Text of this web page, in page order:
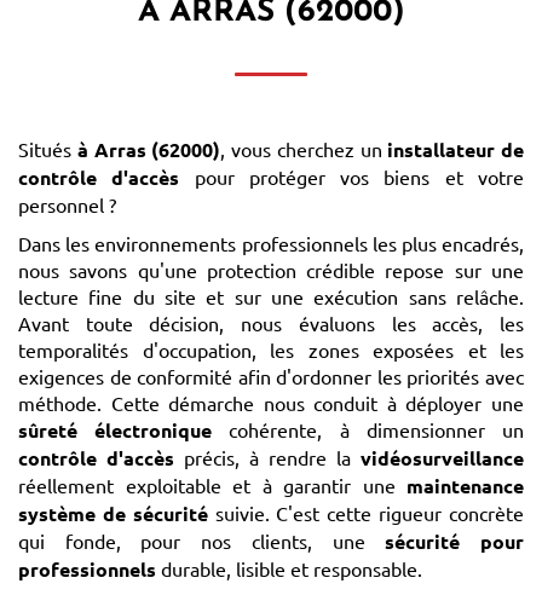
À ARRAS (62000)
Situés à Arras (62000), vous cherchez un installateur de
contrôle d'accès pour protéger vos biens et votre
personnel ?
Dans les environnements professionnels les plus encadrés,
nous savons qu'une protection crédible repose sur une
lecture fine du site et sur une exécution sans relâche.
Avant toute décision, nous évaluons les accès, les
temporalités d'occupation, les zones exposées et les
exigences de conformité afin d'ordonner les priorités avec
méthode. Cette démarche nous conduit à déployer une
sûreté électronique cohérente, à dimensionner un
contrôle d'accès précis, à rendre la vidéosurveillance
réellement exploitable et à garantir une maintenance
système de sécuritésuivie. C'est cette rigueur concrète
qui fonde, pour nos clients, unesécurité pour
professionnels durable, lisible et responsable.